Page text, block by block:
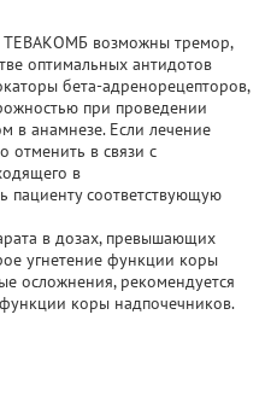
ТЕВАКОМБ возможны тремор,
оптимальных антидотов
бета-адренорецепторов,
при проведении
в анамнезе. Если лечение
в связи с
в
пациенту соответствующую
в дозах, превышающих
угнетение функции коры
осложнения, рекомендуется
коры надпочечников.